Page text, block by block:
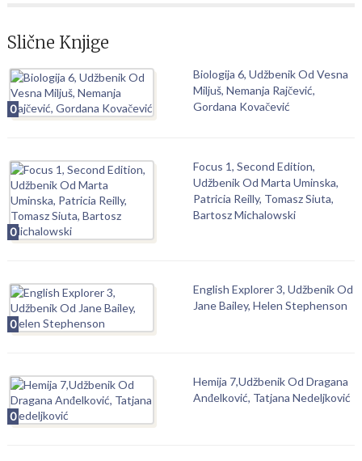
Slične Knjige
0
Biologija 6, Udžbenik Od Vesna
Miljuš, Nemanja Rajčević,
Gordana Kovačević
0
Focus 1, Second Edition,
Udžbenik Od Marta Uminska,
Patricia Reilly, Tomasz Siuta,
Bartosz Michalowski
0
English Explorer 3, Udžbenik Od
Jane Bailey, Helen Stephenson
0
Hemija 7,Udžbenik Od Dragana
Anđelković, Tatjana Nedeljković